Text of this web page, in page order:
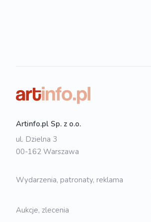
Artinfo.pl Sp. z o.o.
ul. Dzielna 3
00-162 Warszawa
Wydarzenia, patronaty, reklama
Aukcje, zlecenia